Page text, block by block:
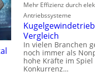
e
h
r
F
l
e
x
Mehr Effizienz durch
Antriebssysteme
Vergleich
In vielen Branchen
noch immer als
hohe Kräfte im
Konkurrenz…